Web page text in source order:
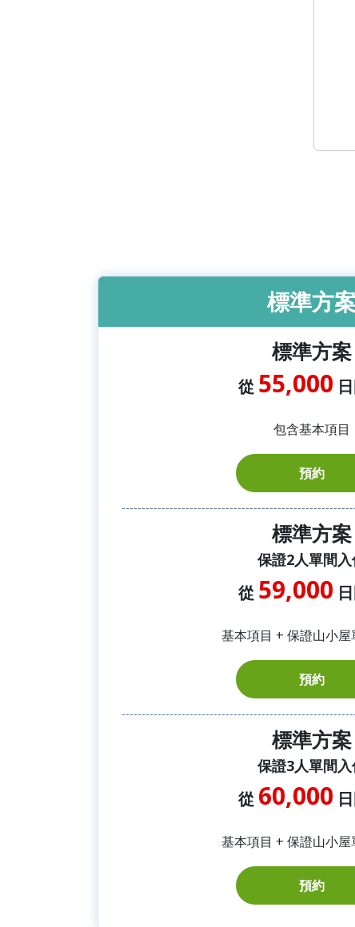
標準方
標準方案
從 55,000
包含基本項目
預約
標準方案
保證2人單間入
從 59,000
基本項目 + 保證山小屋
預約
標準方案
保證3人單間入
從 60,000
基本項目 + 保證山小屋
預約